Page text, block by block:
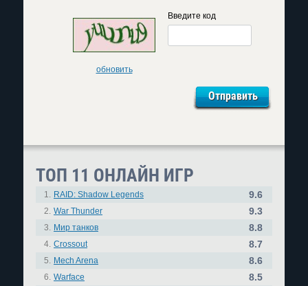
обновить
Введите код
ТОП 11 ОНЛАЙН ИГР
1. RAID: Shadow Legends 9.6
2. War Thunder 9.3
3. Мир танков 8.8
4. Crossout 8.7
5. Mech Arena 8.6
6. Warface 8.5